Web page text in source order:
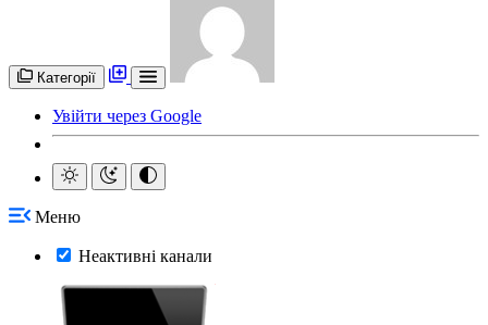
Категорії
Увійти через Google
Меню
Неактивні канали